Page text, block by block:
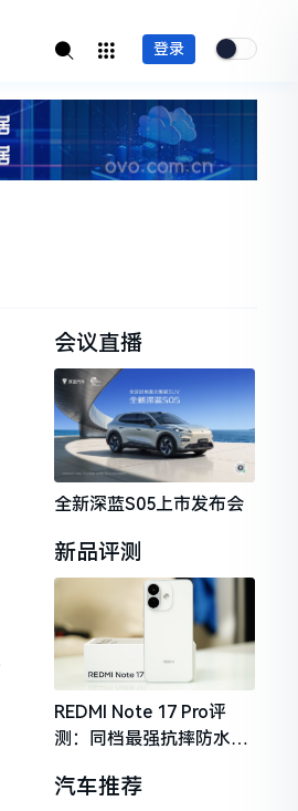
登录
会议直播
全新深蓝S05上市发布会
新品评测
REDMI Note 17 Pro评
测：同档最强抗摔防水，
守门员
汽车推荐